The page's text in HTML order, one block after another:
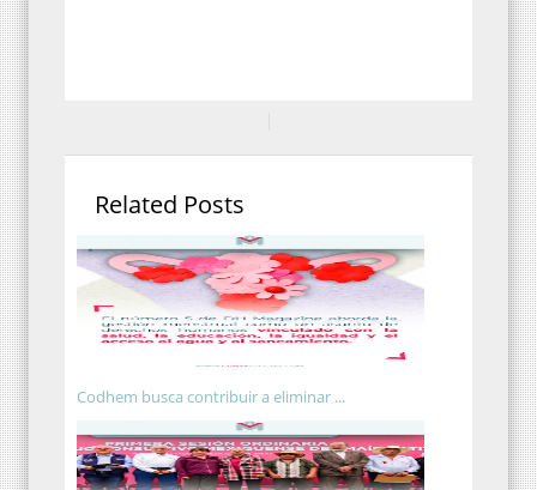
Related Posts
Codhem busca contribuir a eliminar ...